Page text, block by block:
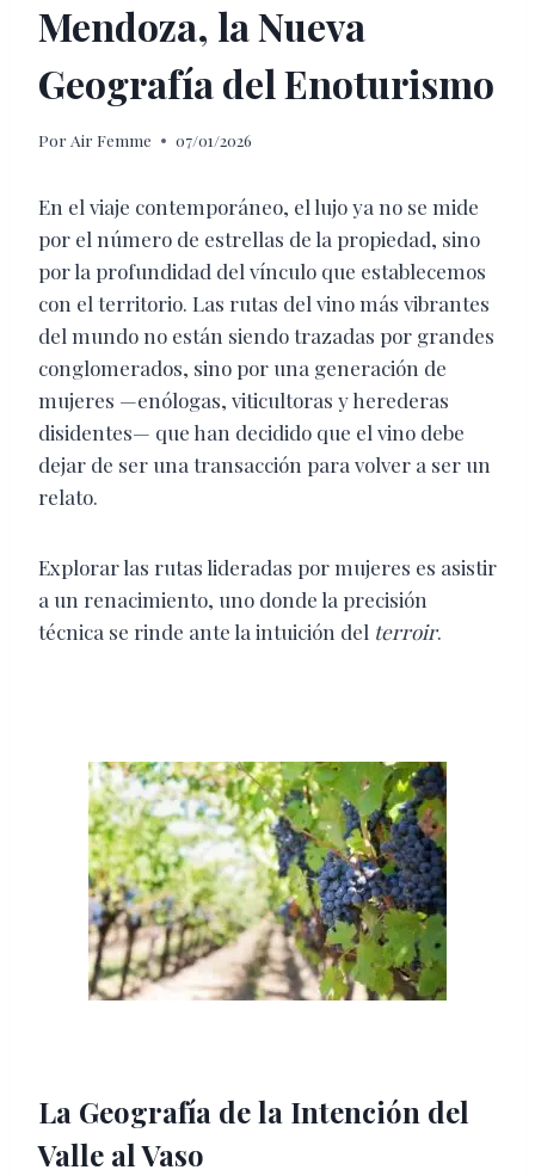
Mendoza, la Nueva
Geografía del Enoturismo
Por Air Femme 07/01/2026
En el viaje contemporáneo, el lujo ya no se mide
por el número de estrellas de la propiedad, sino
por la profundidad del vínculo que establecemos
con el territorio. Las rutas del vino más vibrantes
del mundo no están siendo trazadas por grandes
conglomerados, sino por una generación de
mujeres —enólogas, viticultoras y herederas
disidentes— que han decidido que el vino debe
dejar de ser una transacción para volver a ser un
relato.
Explorar las rutas lideradas por mujeres es asistir
a un renacimiento, uno donde la precisión
técnica se rinde ante la intuición del terroir.
La Geografía de la Intención del
Valle al Vaso